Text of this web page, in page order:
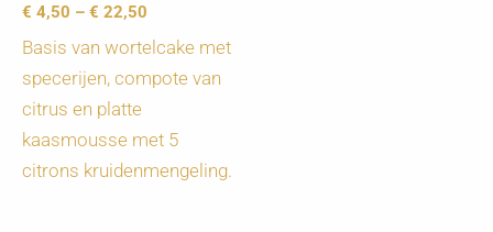
€ 4,50 – € 22,50
Basis van wortelcake met
specerijen, compote van
citrus en platte
kaasmousse met 5
citrons kruidenmengeling.